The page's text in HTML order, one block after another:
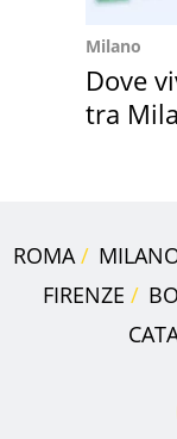
Milano
Dove
tra
ROMA
FIRENZE